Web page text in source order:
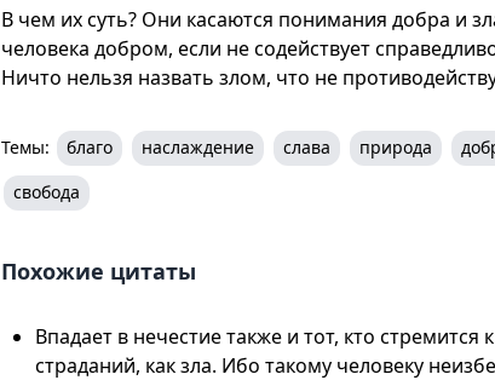
В чем их суть? Они касаются понимания добра и
человека добром, если не содействует
Ничто нельзя назвать злом, что не
Темы: благо наслаждение слава природа
свобода
Похожие цитаты
Впадает в нечестие также и тот, кто стремится
страданий, как зла. Ибо такому человеку